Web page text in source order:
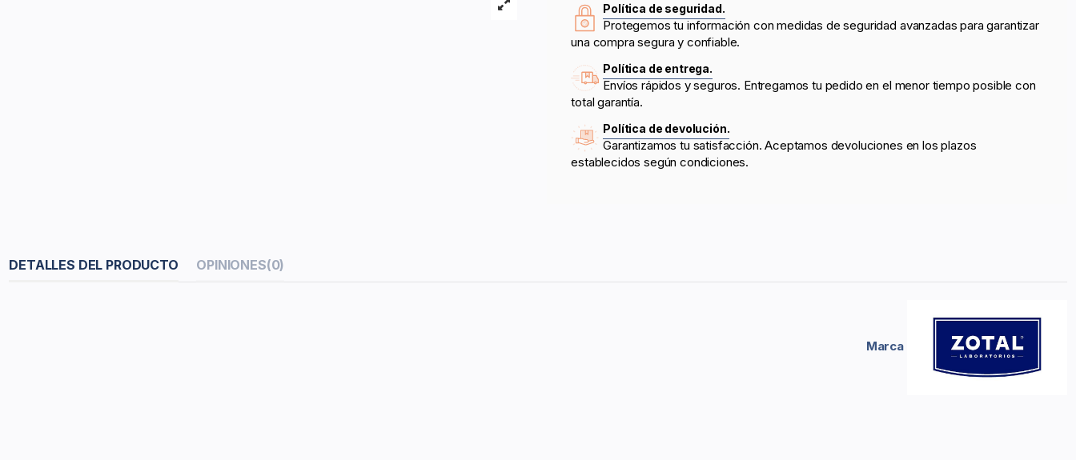
Política de seguridad.
Protegemos tu información con medidas de seguridad avanzadas para garantizar
una compra segura y confiable.
Política de entrega.
Envíos rápidos y seguros. Entregamos tu pedido en el menor tiempo posible con
total garantía.
Política de devolución.
Garantizamos tu satisfacción. Aceptamos devoluciones en los plazos
establecidos según condiciones.
DETALLES DEL PRODUCTO OPINIONES(0)
Marca